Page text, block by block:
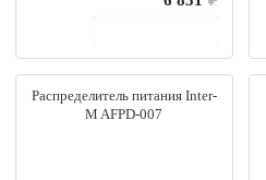
Распределитель питания Inter-
M AFPD-007